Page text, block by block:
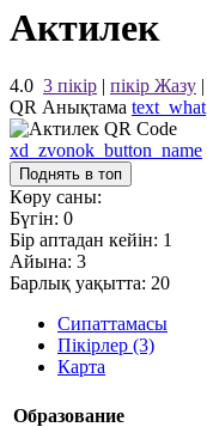
Актилек
4.0 3 пікір | пікір Жазу |
QR Анықтама text_what
xd_zvonok_button_name
Поднять в топ
Көру саны:
Бүгін: 0
Бір аптадан кейін: 1
Айына: 3
Барлық уақытта: 20
Сипаттамасы
Пікірлер (3)
Карта
Образование